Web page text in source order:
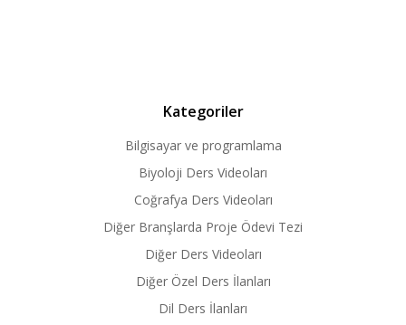
Kategoriler
Bilgisayar ve programlama
Biyoloji Ders Videoları
Coğrafya Ders Videoları
Diğer Branşlarda Proje Ödevi Tezi
Diğer Ders Videoları
Diğer Özel Ders İlanları
Dil Ders İlanları